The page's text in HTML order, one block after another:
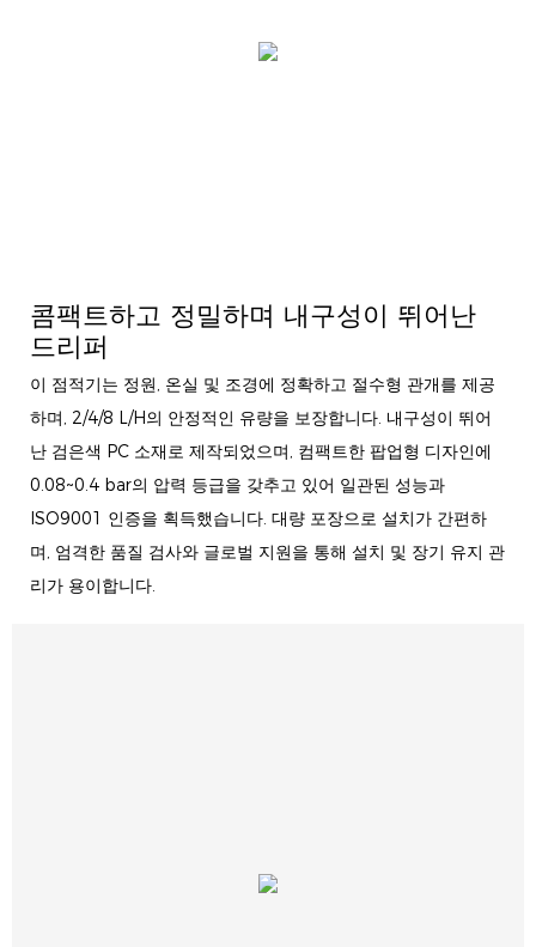
콤팩트하고 정밀하며 내구성이 뛰어난
드리퍼
이 점적기는 정원, 온실 및 조경에 정확하고 절수형 관개를 제공
하며, 2/4/8 L/H의 안정적인 유량을 보장합니다. 내구성이 뛰어
난 검은색 PC 소재로 제작되었으며, 컴팩트한 팝업형 디자인에
0.08~0.4 bar의 압력 등급을 갖추고 있어 일관된 성능과
ISO9001 인증을 획득했습니다. 대량 포장으로 설치가 간편하
며, 엄격한 품질 검사와 글로벌 지원을 통해 설치 및 장기 유지 관
리가 용이합니다.